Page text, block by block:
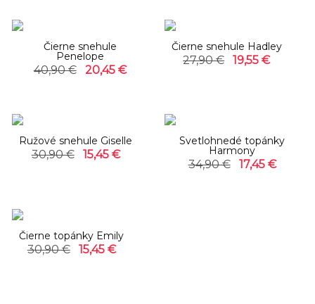
Čierne snehule
Penelope
40,90 € 20,45 €
Čierne snehule Hadley
27,90 € 19,55 €
Ružové snehule Giselle
30,90 € 15,45 €
Svetlohnedé topánky
Harmony
34,90 € 17,45 €
Čierne topánky Emily
30,90 € 15,45 €